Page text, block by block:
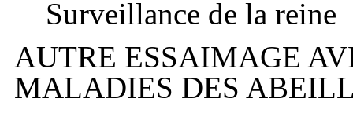
Surveillance de la reine
AUTRE ESSAIMAGE
MALADIES DES